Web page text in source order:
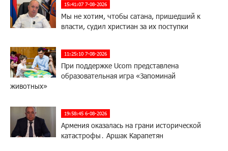
15:41:07 7-08-2026
Мы не хотим, чтобы сатана, пришедший к
власти, судил христиан за их поступки
11:25:10 7-08-2026
При поддержке Ucom представлена
образовательная игра «Запоминай
животных»
19:58:45 6-08-2026
Армения оказалась на грани исторической
катастрофы․ Аршак Карапетян